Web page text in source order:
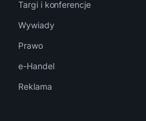
Targi i konferencje
Wywiady
Prawo
e-Handel
Reklama